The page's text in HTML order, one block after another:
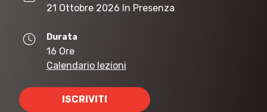
21 Ottobre 2026 In Presenza
Durata
16 Ore
Calendario lezioni
ISCRIVITI